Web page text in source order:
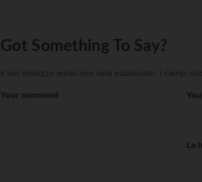
Got Something To Say?
Il tuo indirizzo email non sarà pubblicato. I campi
Your comment
La